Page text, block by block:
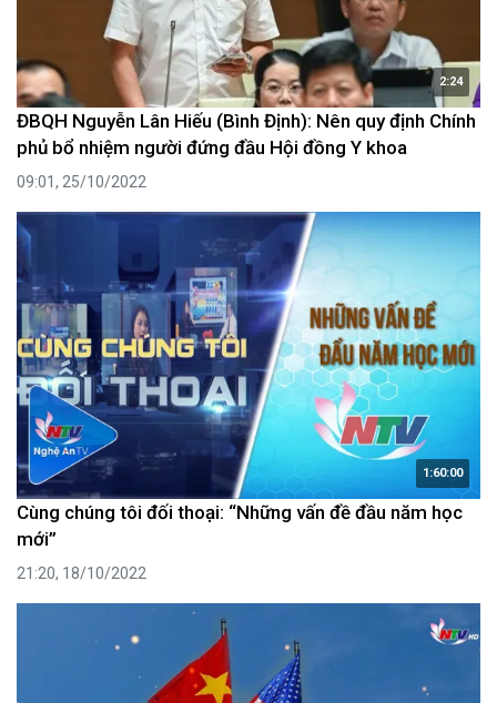
2:24
ĐBQH Nguyễn Lân Hiếu (Bình Định): Nên quy định Chính
phủ bổ nhiệm người đứng đầu Hội đồng Y khoa
09:01, 25/10/2022
1:60:00
Cùng chúng tôi đối thoại: “Những vấn đề đầu năm học
mới”
21:20, 18/10/2022